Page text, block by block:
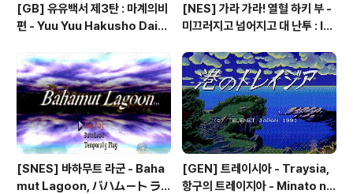
[GB] 유유백서 제3탄 : 마계의비
편 - Yuu Yuu Hakusho Dai-3
☆遊☆白書 第3弾 魔界の扉編
[NES] 가라 가라! 열혈 하키 부 -
미끄러지고 넘어지고 대 난투 : Ik
- Subette Koronde Dai Ran
tou, いけいけ熱血ホッケー部
すべってころんで大乱闘
[SNES] 바하무트 라군 - Baha
mut Lagoon, バハムート ラ
[GEN] 트레이시아 - Traysia,
항구의 트레이지아 - Minato no